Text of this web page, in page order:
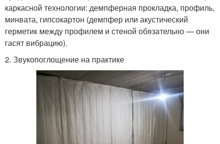
каркасной технологии: демпферная прокладка, профиль,
минвата, гипсокартон (демпфер или акустический
герметик между профилем и стеной обязательно — они
гасят вибрацию).
2. Звукопоглощение на практике